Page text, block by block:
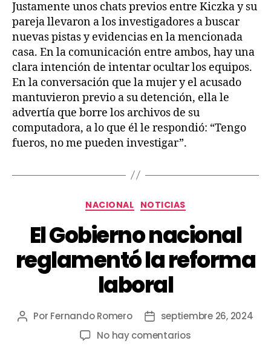
Justamente unos chats previos entre Kiczka y su
pareja llevaron a los investigadores a buscar
nuevas pistas y evidencias en la mencionada
casa. En la comunicación entre ambos, hay una
clara intención de intentar ocultar los equipos.
En la conversación que la mujer y el acusado
mantuvieron previo a su detención, ella le
advertía que borre los archivos de su
computadora, a lo que él le respondió: “Tengo
fueros, no me pueden investigar”.
NACIONAL NOTICIAS
El Gobierno nacional
reglamentó la reforma
laboral
Por Fernando Romero
septiembre 26, 2024
No hay comentarios